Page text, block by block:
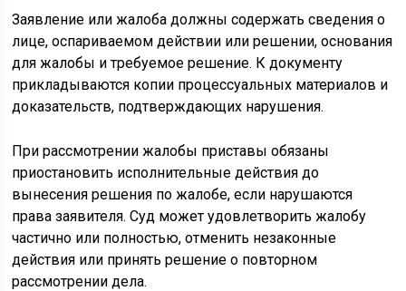
Заявление или жалоба должны содержать сведения о
лице, оспариваемом действии или решении, основания
для жалобы и требуемое решение. К документу
прикладываются копии процессуальных материалов и
доказательств, подтверждающих нарушения.
При рассмотрении жалобы приставы обязаны
приостановить исполнительные действия до
вынесения решения по жалобе, если нарушаются
права заявителя. Суд может удовлетворить жалобу
частично или полностью, отменить незаконные
действия или принять решение о повторном
рассмотрении дела.